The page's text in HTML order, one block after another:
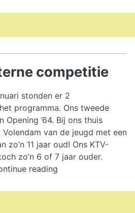
competitie
stonden er 2
programma. Ons tweede
Opening ’64. Bij ons thuis
van de jeugd met een
zo’n 11 jaar oud! Ons KTV-
zo’n 6 of 7 jaar ouder.
reading
interne